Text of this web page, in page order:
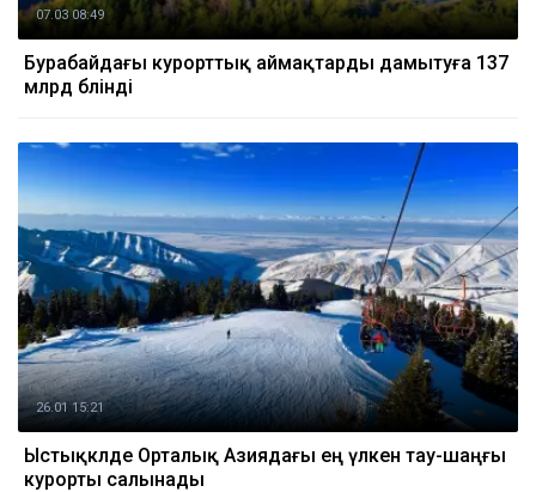
07.03 08:49
Бурабайдағы курорттық аймақтарды дамытуға 137
млрд бөлінді
26.01 15:21
Ыстықкөлде Орталық Азиядағы ең үлкен тау-шаңғы
курорты салынады